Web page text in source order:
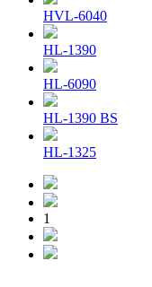
HVL-6040
HL-1390
HL-6090
HL-1390 BS
HL-1325
1